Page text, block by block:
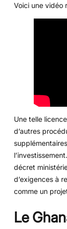
Voici une vidéo
Une telle
d’autres
décret
d’exigences à
comme un
Le